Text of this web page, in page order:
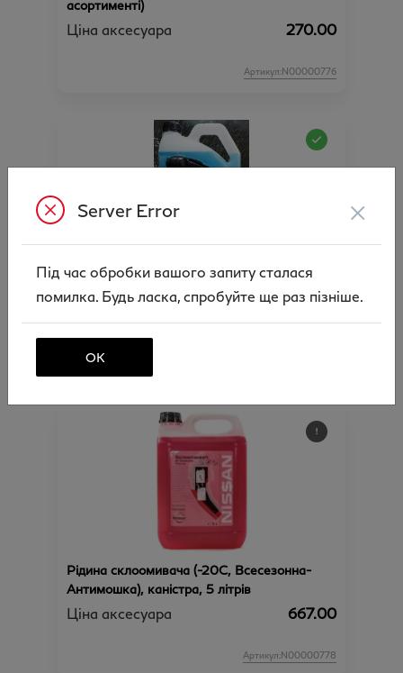
асортименті)
Ціна аксесуара 270.00
Артикул:N00000776
Рідина склоомивача VIDI (-22С зимова), 4
літри
Ціна аксесуара 299.00
Рідина склоомивача (-20С, Всесезонна-
Антимошка), каністра, 5 літрів
Ціна аксесуара 667.00
Артикул:N00000778
Server Error ×
Під час обробки вашого запиту сталася
помилка. Будь ласка, спробуйте ще раз пізніше.
ОК